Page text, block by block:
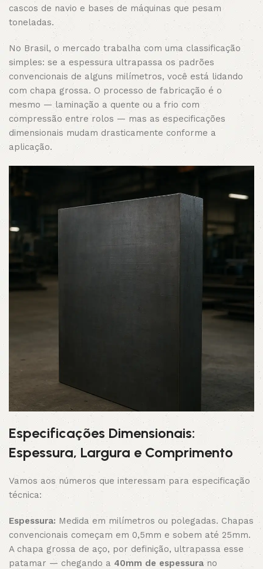
cascos de navio e bases de máquinas que pesam
toneladas.
No Brasil, o mercado trabalha com uma classificação
simples: se a espessura ultrapassa os padrões
convencionais de alguns milímetros, você está lidando
com chapa grossa. O processo de fabricação é o
mesmo — laminação a quente ou a frio com
compressão entre rolos — mas as especificações
dimensionais mudam drasticamente conforme a
aplicação.
Especificações Dimensionais:
Espessura, Largura e Comprimento
Vamos aos números que interessam para especificação
técnica:
Espessura: Medida em milímetros ou polegadas. Chapas
convencionais começam em 0,5mm e sobem até 25mm.
A chapa grossa de aço, por definição, ultrapassa esse
patamar — chegando a 40mm de espessurano